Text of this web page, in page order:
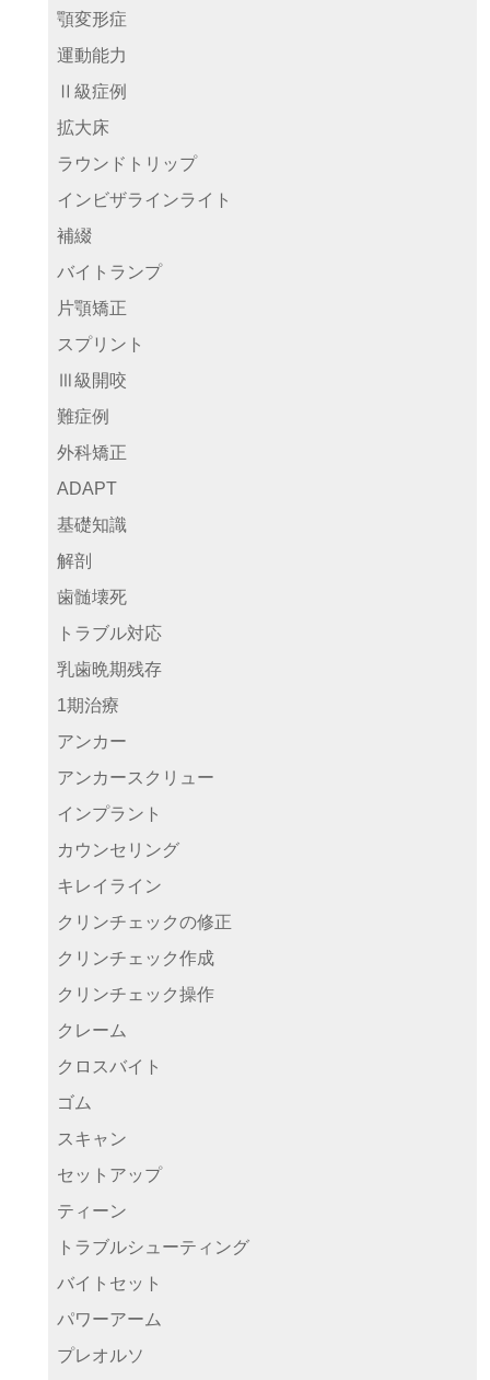
顎変形症
運動能力
Ⅱ級症例
拡大床
ラウンドトリップ
インビザラインライト
補綴
バイトランプ
片顎矯正
スプリント
Ⅲ級開咬
難症例
外科矯正
ADAPT
基礎知識
解剖
歯髄壊死
トラブル対応
乳歯晩期残存
1期治療
アンカー
アンカースクリュー
インプラント
カウンセリング
キレイライン
クリンチェックの修正
クリンチェック作成
クリンチェック操作
クレーム
クロスバイト
ゴム
スキャン
セットアップ
ティーン
トラブルシューティング
バイトセット
パワーアーム
プレオルソ